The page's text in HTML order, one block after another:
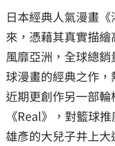
日本經典人氣漫畫
來，憑藉其真實描
風靡亞洲，全球總
球漫畫的經典之作，
近期更創作另一部
《Real》，對籃球
雄彥的大兒子井上